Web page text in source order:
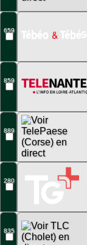
659
859
889
280
835